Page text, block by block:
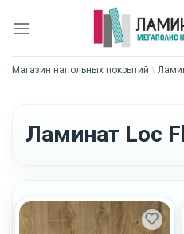
Магазин напольных покрытий \
Ламинат Loc